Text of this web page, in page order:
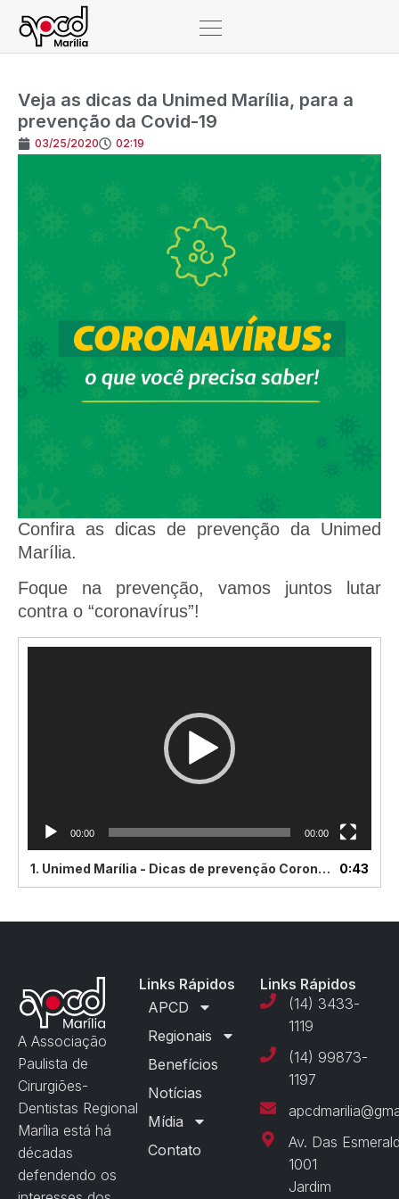
Veja as dicas da Unimed Marília, para a
prevenção da Covid-19
03/25/2020 02:19
Confira as dicas de prevenção da Unimed
Marília.
Foque na prevenção, vamos juntos lutar
contra o “coronavírus”!
00:00 00:00
1. Unimed Marília - Dicas de prevenção Coronavírus _ Facebook 0:43
A Associação
Paulista de
Cirurgiões-
Dentistas Regional
Marília está há
décadas
defendendo os
Links Rápidos
APCD
Regionais
Benefícios
Notícias
Mídia
Contato
Links Rápidos
(14) 3433-
1119
(14) 99873-
1197
Av. Das
1001
Jardim